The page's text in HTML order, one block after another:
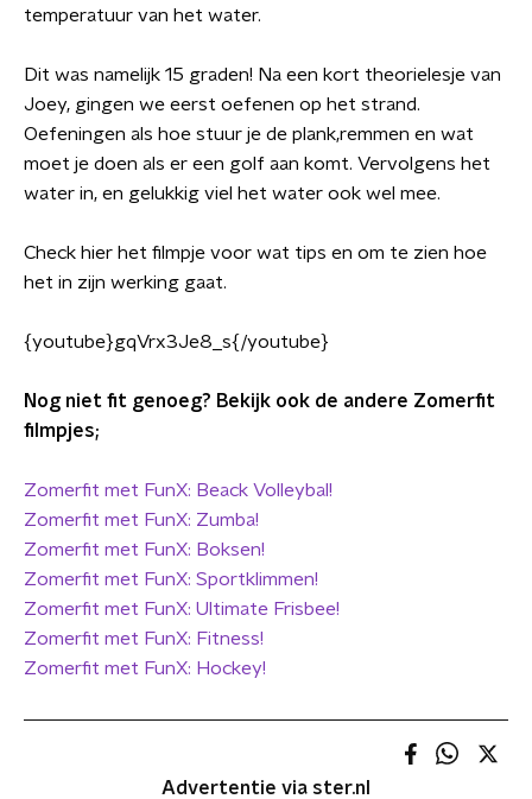
temperatuur van het water.
Dit was namelijk 15 graden! Na een kort theorielesje van
Joey, gingen we eerst oefenen op het strand.
Oefeningen als hoe stuur je de plank,remmen en wat
moet je doen als er een golf aan komt. Vervolgens het
water in, en gelukkig viel het water ook wel mee.
Check hier het filmpje voor wat tips en om te zien hoe
het in zijn werking gaat.
{youtube}gqVrx3Je8_s{/youtube}
Nog niet fit genoeg? Bekijk ook de andere Zomerfit
filmpjes;
Zomerfit met FunX: Beack Volleybal!
Zomerfit met FunX: Zumba!
Zomerfit met FunX: Boksen!
Zomerfit met FunX: Sportklimmen!
Zomerfit met FunX: Ultimate Frisbee!
Zomerfit met FunX: Fitness!
Zomerfit met FunX: Hockey!
Advertentie via ster.nl